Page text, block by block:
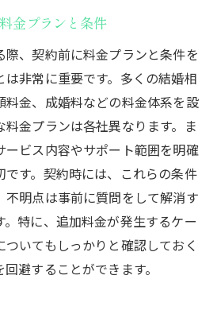
金プランと条件
、契約前に料金プランと条件を
は非常に重要です。多くの結婚相
料金、成婚料などの料金体系を設
金プランは各社異なります。ま
ービス内容やサポート範囲を明確
です。契約時には、これらの条件
不明点は事前に質問をして解消す
特に、追加料金が発生するケー
いてもしっかりと確認しておく
避することができます。